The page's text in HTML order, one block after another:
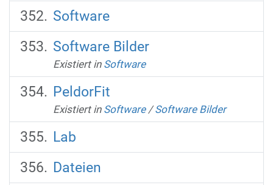
Software
Software Bilder
Existiert in Software
PeldorFit
Existiert in Software /Software Bilder
Lab
Dateien